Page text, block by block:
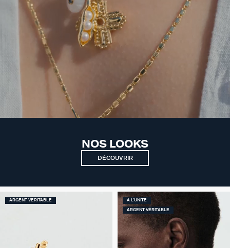
NOS LOOKS
DÉCOUVRIR
ARGENT VÉRITABLE À L'UNITÉ
ARGENT VÉRITABLE